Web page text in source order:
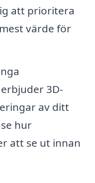
att prioritera
värde för
3D-
av ditt
hur
att se ut innan